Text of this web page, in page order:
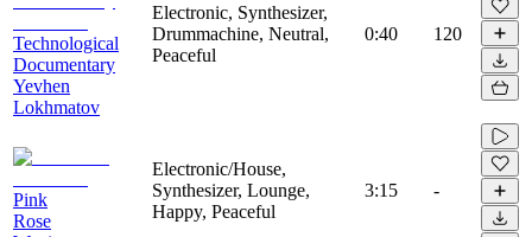
Technological
Documentary
Yevhen
Lokhmatov
Electronic, Synthesizer,
Drummachine, Neutral,
Peaceful
0:40 120
Pink
Rose
Electronic/House,
Synthesizer, Lounge,
Happy, Peaceful
3:15 -